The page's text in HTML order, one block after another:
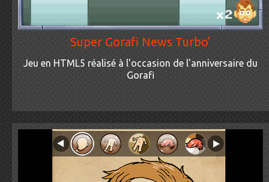
Super Gorafi News Turbo’
Jeu en HTML5 réalisé à l'occasion de l'anniversaire du
Gorafi